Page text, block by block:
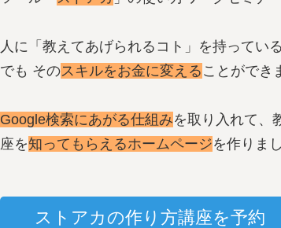
人に「教えてあげられるコト」を持ってい
でも そのスキルをお金に変える ことができ
Google検索にあがる仕組みを取り入れて、
座を知ってもらえるホームページを作りま
ストアカの作り方講座を予約